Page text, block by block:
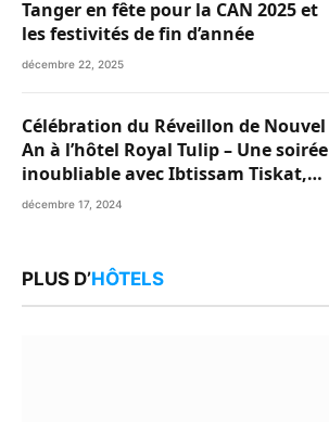
Tanger en fête pour la CAN 2025 et
les festivités de fin d’année
décembre 22, 2025
Célébration du Réveillon de Nouvel
An à l’hôtel Royal Tulip – Une soirée
inoubliable avec Ibtissam Tiskat,
Oussama Abdedaim et Abdelwahed
décembre 17, 2024
PLUS D’HÔTELS